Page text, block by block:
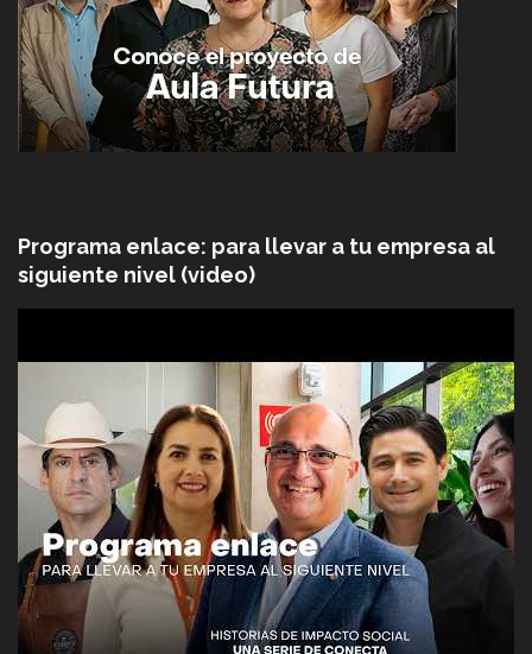
Programa enlace: para llevar a tu empresa al
siguiente nivel (video)